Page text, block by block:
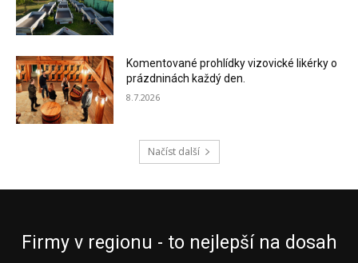
Komentované prohlídky vizovické likérky o
prázdninách každý den.
8.7.2026
Načíst další
Firmy v regionu - to nejlepší na dosah